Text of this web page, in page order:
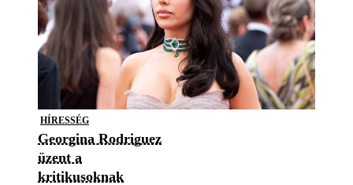
HÍRESSÉG
Georgina Rodriguez
üzent a
kritikusoknak